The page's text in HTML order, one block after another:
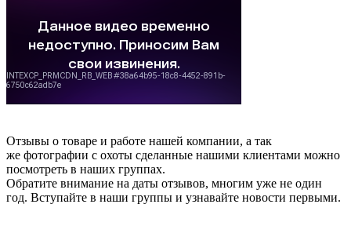
Отзывы о товаре и работе нашей компании, а так
же фотографии с охоты сделанные нашими клиентами можно
посмотреть в наших группах.
Обратите внимание на даты отзывов, многим уже не один
год. Вступайте в наши группы и узнавайте новости первыми.